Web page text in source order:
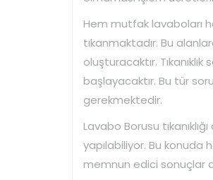
Hem mutfak lavaboları
tıkanmaktadır. Bu
oluşturacaktır.
başlayacaktır. Bu tür
gerekmektedir.
Lavabo Borusu
yapılabiliyor. Bu konuda
memnun edici sonuçlar